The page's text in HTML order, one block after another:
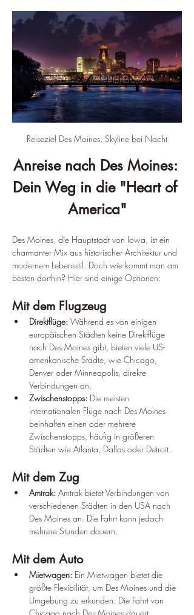
Reiseziel Des Moines, Skyline bei Nacht
Anreise nach Des Moines:
Dein Weg in die "Heart of
America"
Des Moines, die Hauptstadt von Iowa, ist ein
charmanter Mix aus historischer Architektur und
modernem Lebensstil. Doch wie kommt man am
besten dorthin? Hier sind einige Optionen:
Mit dem Flugzeug
Direktflüge: Während es von einigen
europäischen Städten keine Direktflüge
nach Des Moines gibt, bieten viele US-
amerikanische Städte, wie Chicago,
Denver oder Minneapolis, direkte
Verbindungen an.
Zwischenstopps: Die meisten
internationalen Flüge nach Des Moines
beinhalten einen oder mehrere
Zwischenstopps, häufig in größeren
Städten wie Atlanta, Dallas oder Detroit.
Mit dem Zug
Amtrak: Amtrak bietet Verbindungen von
verschiedenen Städten in den USA nach
Des Moines an. Die Fahrt kann jedoch
mehrere Stunden dauern.
Mit dem Auto
Mietwagen: Ein Mietwagen bietet die
größte Flexibilität, um Des Moines und die
Umgebung zu erkunden. Die Fahrt von